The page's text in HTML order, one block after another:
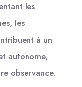
les
les
à un
autonome,
observance.